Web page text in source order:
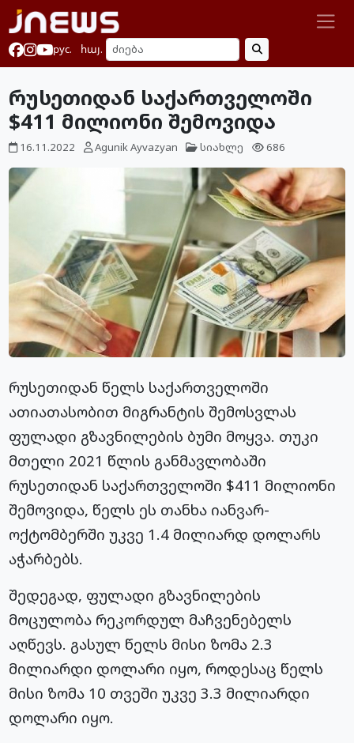
рус. հայ.
რუსეთიდან საქართველოში
$411 მილიონი შემოვიდა
16.11.2022 Agunik Ayvazyan სიახლე 686
რუსეთიდან წელს საქართველოში
ათიათასობით მიგრანტის შემოსვლას
ფულადი გზავნილების ბუმი მოყვა. თუკი
მთელი 2021 წლის განმავლობაში
რუსეთიდან საქართველოში $411 მილიონი
შემოვიდა, წელს ეს თანხა იანვარ-
ოქტომბერში უკვე 1.4 მილიარდ დოლარს
აჭარბებს.
შედეგად, ფულადი გზავნილების
მოცულობა რეკორდულ მაჩვენებელს
აღწევს. გასულ წელს მისი ზომა 2.3
მილიარდი დოლარი იყო, როდესაც წელს
მისი ზომა 10 თვეში უკვე 3.3 მილიარდი
დოლარი იყო.